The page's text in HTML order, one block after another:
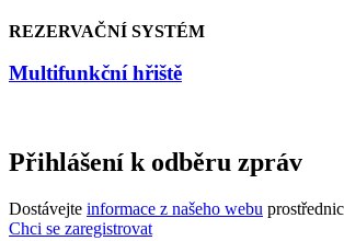
REZERVAČNÍ SYSTÉM
Multifunkční hřiště
Přihlášení k odběru zpráv
Dostávejte informace z našeho webu
Chci se zaregistrovat